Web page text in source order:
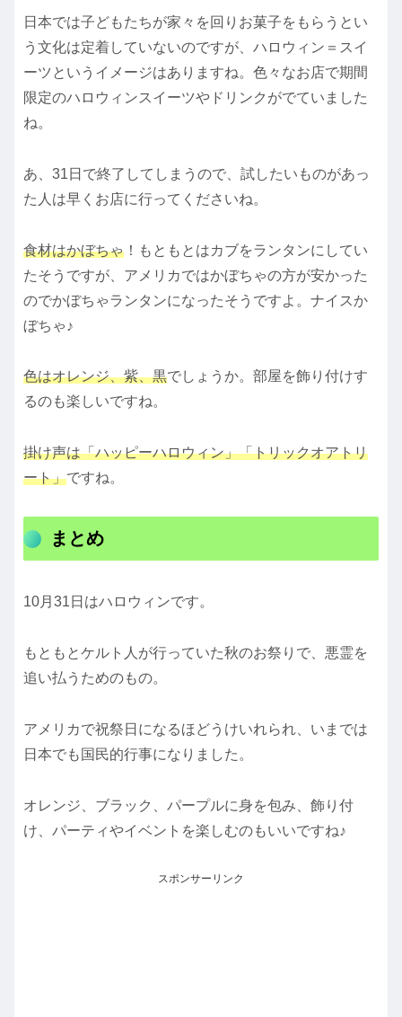
日本では子どもたちが家々を回りお菓子をもらうとい
う文化は定着していないのですが、ハロウィン＝スイ
ーツというイメージはありますね。色々なお店で期間
限定のハロウィンスイーツやドリンクがでていました
ね。
あ、31日で終了してしまうので、試したいものがあっ
た人は早くお店に行ってくださいね。
食材はかぼちゃ ！もともとはカブをランタンにしてい
たそうですが、アメリカではかぼちゃの方が安かった
のでかぼちゃランタンになったそうですよ。ナイスか
ぼちゃ♪
色はオレンジ、紫、黒でしょうか。部屋を飾り付けす
るのも楽しいですね。
掛け声は「ハッピーハロウィン」「トリックオアトリ
ート」ですね。
まとめ
10月31日はハロウィンです。
もともとケルト人が行っていた秋のお祭りで、悪霊を
追い払うためのもの。
アメリカで祝祭日になるほどうけいれられ、いまでは
日本でも国民的行事になりました。
オレンジ、ブラック、パープルに身を包み、飾り付
け、パーティやイベントを楽しむのもいいですね♪
スポンサーリンク